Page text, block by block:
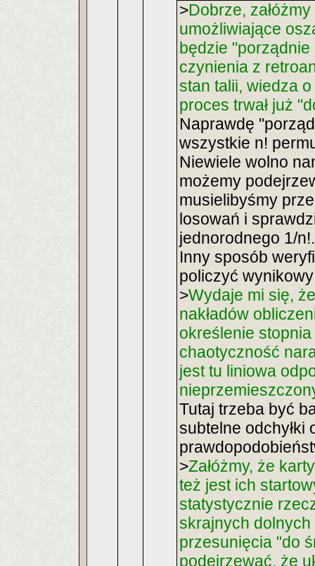
>Dobrze,
umożliwiające
będzie
czynienia z
stan talii, wiedza
proces trwał już
Naprawdę
wszystkie n!
Niewiele wolno
możemy
musielibyśmy
losowań i
jednorodnego 1/n!.
Inny sposób
policzyć
>Wydaje mi się,
nakładów
określenie stopnia
chaotyczność
jest tu liniowa
Tutaj trzeba być
subtelne odchyłki
>Załóżmy, że
też jest ich
statystycznie
skrajnych
przesunięcia "do
podejrzewać, że